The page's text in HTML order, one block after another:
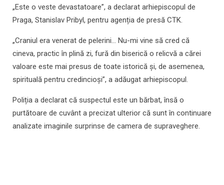
„Este o veste devastatoare”, a declarat arhiepiscopul de
Praga, Stanislav Pribyl, pentru agenția de presă CTK.
„Craniul era venerat de pelerini... Nu-mi vine să cred că
cineva, practic în plină zi, fură din biserică o relicvă a cărei
valoare este mai presus de toate istorică și, de asemenea,
spirituală pentru credincioși”, a adăugat arhiepiscopul.
Poliția a declarat că suspectul este un bărbat, însă o
purtătoare de cuvânt a precizat ulterior că sunt în continuare
analizate imaginile surprinse de camera de supraveghere.